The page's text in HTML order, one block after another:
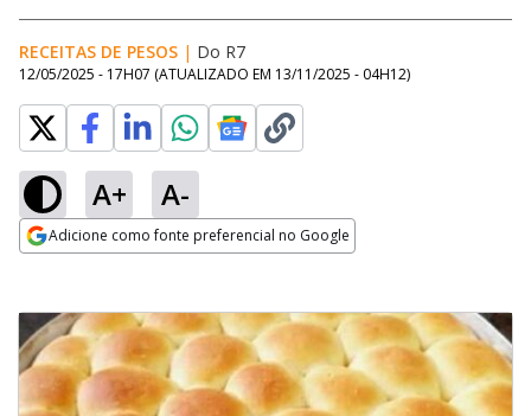
RECEITAS DE PESOS | Do R7
12/05/2025 - 17H07 (ATUALIZADO EM 13/11/2025 - 04H12)
A+ A-
Adicione como fonte preferencial no Google